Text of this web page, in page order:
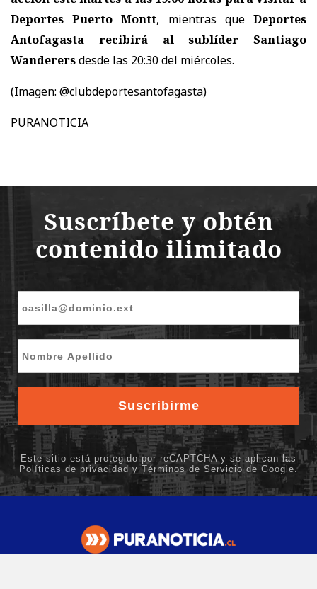
Deportes Puerto Montt, mientras queDeportes
Antofagasta recibirá al sublíder Santiago
Wanderersdesde las 20:30 del miércoles.
(Imagen: @clubdeportesantofagasta)
PURANOTICIA